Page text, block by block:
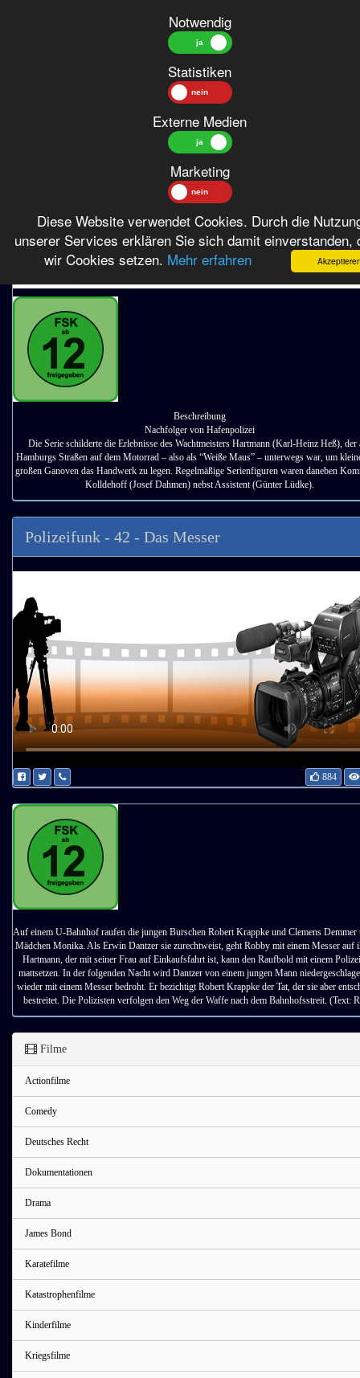
Notwendig
Statistiken
Externe Medien
Marketing
Diese Website verwendet Cookies. Durch die
unserer Services erklären Sie sich damit einverstanden,
wir Cookies setzen. Mehr erfahren
Polizeifunk ruft von 1966 / Polizeifunk ruft Staffel 4
Beschreibung
Nachfolger von Hafenpolizei
Die Serie schilderte die Erlebnisse des Wachtmeisters Hartmann (Karl-Heinz Heß), der
Hamburgs Straßen auf dem Motorrad – also als “Weiße Maus” – unterwegs war, um
großen Ganoven das Handwerk zu legen. Regelmäßige Serienfiguren waren daneben
Kolldehoff (Josef Dahmen) nebst Assistent (Günter Lüdke).
Polizeifunk - 42 - Das Messer
884
Auf einem U-Bahnhof raufen die jungen Burschen Robert Krappke und Clemens Demmer
Mädchen Monika. Als Erwin Dantzer sie zurechtweist, geht Robby mit einem Messer auf
Hartmann, der mit seiner Frau auf Einkaufsfahrt ist, kann den Raufbold mit einem
mattsetzen. In der folgenden Nacht wird Dantzer von einem jungen Mann
wieder mit einem Messer bedroht. Er bezichtigt Robert Krappke der Tat, der sie aber
bestreitet. Die Polizisten verfolgen den Weg der Waffe nach dem Bahnhofsstreit. (Text:
Filme
Actionfilme
Comedy
Deutsches Recht
Dokumentationen
Drama
James Bond
Karatefilme
Katastrophenfilme
Kinderfilme
Kriegsfilme